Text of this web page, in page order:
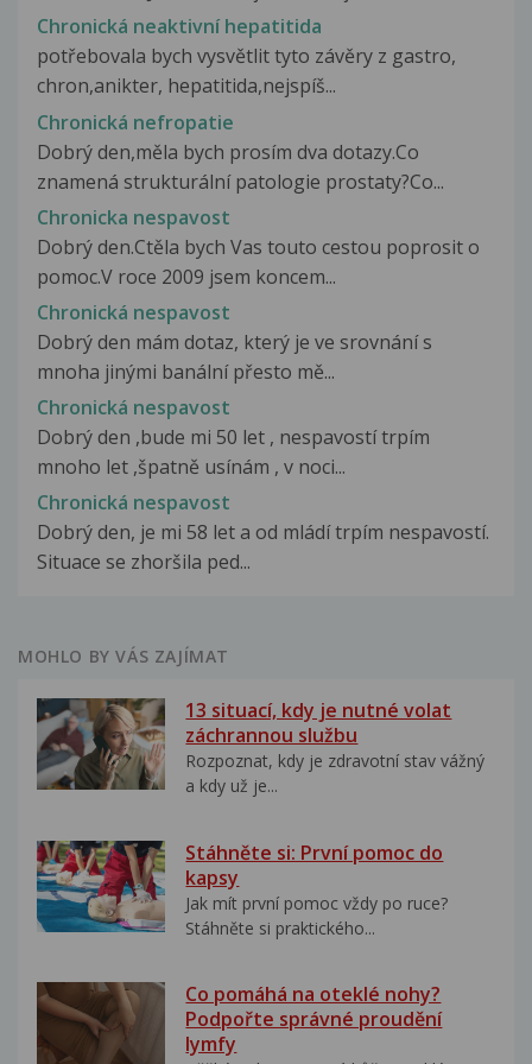
Chronická neaktivní hepatitida
potřebovala bych vysvětlit tyto závěry z gastro,
chron,anikter, hepatitida,nejspíš...
Chronická nefropatie
Dobrý den,měla bych prosím dva dotazy.Co
znamená strukturální patologie prostaty?Co...
Chronicka nespavost
Dobrý den.Ctěla bych Vas touto cestou poprosit o
pomoc.V roce 2009 jsem koncem...
Chronická nespavost
Dobrý den mám dotaz, který je ve srovnání s
mnoha jinými banální přesto mě...
Chronická nespavost
Dobrý den ,bude mi 50 let , nespavostí trpím
mnoho let ,špatně usínám , v noci...
Chronická nespavost
Dobrý den, je mi 58 let a od mládí trpím nespavostí.
Situace se zhoršila ped...
MOHLO BY VÁS ZAJÍMAT
13 situací, kdy je nutné volat
záchrannou službu
Rozpoznat, kdy je zdravotní stav vážný
a kdy už je...
Stáhněte si: První pomoc do
kapsy
Jak mít první pomoc vždy po ruce?
Stáhněte si praktického...
Co pomáhá na oteklé nohy?
Podpořte správné proudění
lymfy